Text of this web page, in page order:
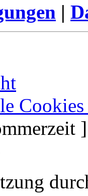
|
Cookies
]